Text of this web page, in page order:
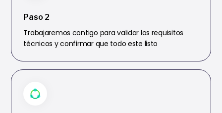
Paso 2
Trabajaremos contigo para validar los requisitos
técnicos y confirmar que todo este listo